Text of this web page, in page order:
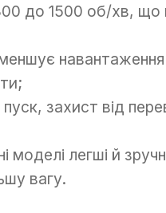
до 1500 об/хв, що
захист від
легші й
вагу.